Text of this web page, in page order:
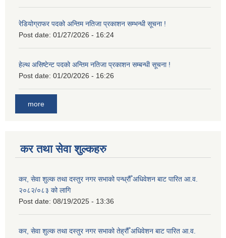
रेडियोग्राफर पदको अन्तिम नतिजा प्रकाशन सम्भन्धी सूचना !
Post date: 01/27/2026 - 16:24
हेल्थ असिष्टेन्ट पदको अन्तिम नतिजा प्रकाशन सम्बन्धी सूचना !
Post date: 01/20/2026 - 16:26
more
कर तथा सेवा शुल्कहरु
कर, सेवा शुल्क तथा दस्तुर नगर सभाको पन्ध्रौँ अधिवेशन बाट पारित आ.व.
२०८२/०८३ को लागि
Post date: 08/19/2025 - 13:36
कर, सेवा शुल्क तथा दस्तुर नगर सभाको तेह्रौँ अधिवेशन बाट पारित आ.व.